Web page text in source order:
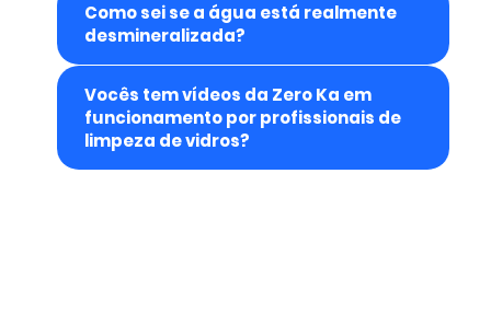
Como sei se a água está realmente
desmineralizada?
Vocês tem vídeos da Zero Ka em
funcionamento por profissionais de
limpeza de vidros?